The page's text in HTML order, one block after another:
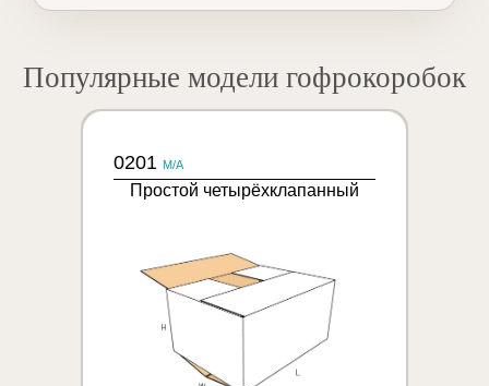
Популярные модели гофрокоробок
0201 M/A
Простой четырёхклапанный